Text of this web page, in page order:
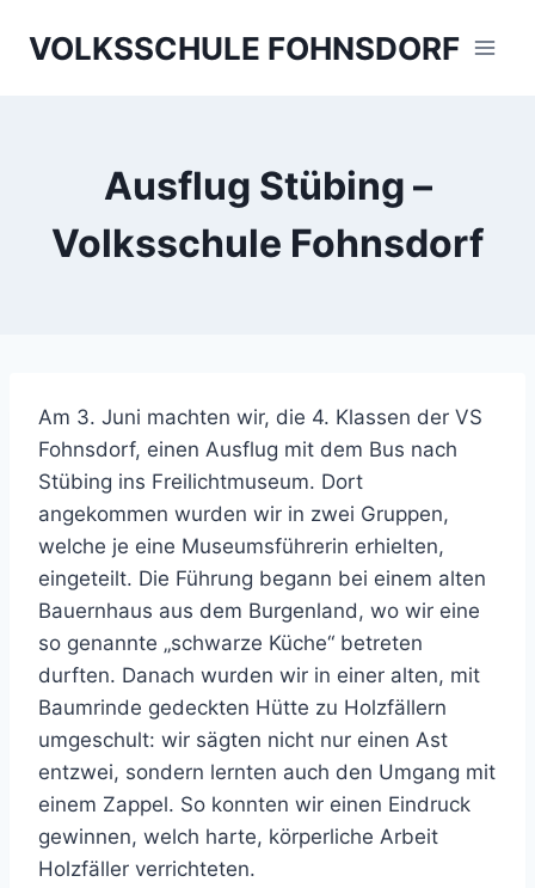
VOLKSSCHULE FOHNSDORF
Ausflug Stübing –
Volksschule Fohnsdorf
Am 3. Juni machten wir, die 4. Klassen der VS
Fohnsdorf, einen Ausflug mit dem Bus nach
Stübing ins Freilichtmuseum. Dort
angekommen wurden wir in zwei Gruppen,
welche je eine Museumsführerin erhielten,
eingeteilt. Die Führung begann bei einem alten
Bauernhaus aus dem Burgenland, wo wir eine
so genannte „schwarze Küche“ betreten
durften. Danach wurden wir in einer alten, mit
Baumrinde gedeckten Hütte zu Holzfällern
umgeschult: wir sägten nicht nur einen Ast
entzwei, sondern lernten auch den Umgang mit
einem Zappel. So konnten wir einen Eindruck
gewinnen, welch harte, körperliche Arbeit
Holzfäller verrichteten.